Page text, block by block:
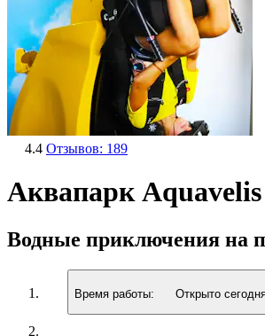
4.4 Отзывов: 189
Аквапарк
Водные приключения на
Время работы: Открыто